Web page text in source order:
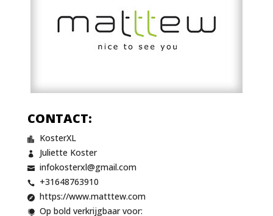
CONTACT:
 KosterXL
 Juliette Koster
 infokosterxl@gmail.com
 +31648763910
 https://www.matttew.com
 Op bold verkrijgbaar voor: